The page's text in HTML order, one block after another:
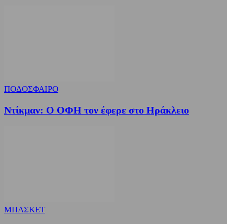
ΠΟΔΟΣΦΑΙΡΟ
Ντίκμαν: Ο ΟΦΗ τον έφερε στο Ηράκλειο
ΜΠΑΣΚΕΤ